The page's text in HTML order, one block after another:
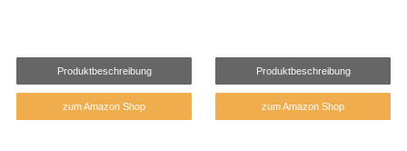
Produktbeschreibung
zum Amazon Shop
Produktbeschreibung
zum Amazon Shop